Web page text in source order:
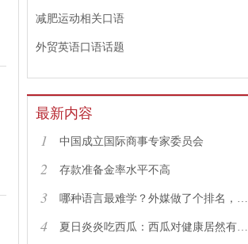
减肥运动相关口语
外贸英语口语话题
最新内容
1 中国成立国际商事专家委员会
2 存款准备金率水平不高
3 哪种语言最难学？外媒做了个排名，中文果然高居榜首
4 夏日炎炎吃西瓜：西瓜对健康居然有这么多好处！